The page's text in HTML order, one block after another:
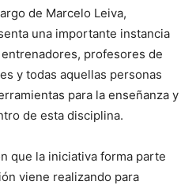
de Marcelo Leiva,
una importante instancia
profesores de
y todas aquellas personas
para la enseñanza y
de esta disciplina.
que la iniciativa forma parte
viene realizando para